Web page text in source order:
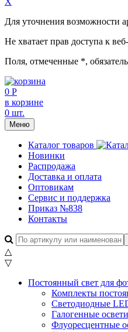
Для уточнения возможности
Не хватает прав доступа к
Поля, отмеченные *,
0 Р
в корзине
0 шт.
Меню
Каталог товаров
Новинки
Распродажа
Доставка и оплата
Оптовикам
Сервис и поддержка
Приказ №838
Контакты
△
▽
Постоянный свет для
Комплекты
Светодиодные
Галогенные
Флуоресцентные